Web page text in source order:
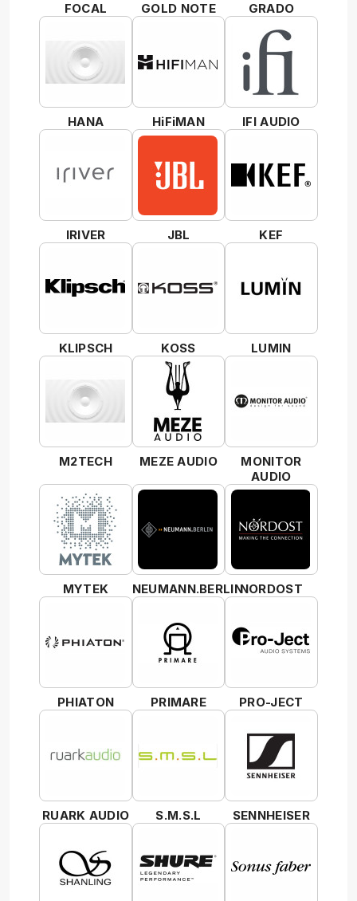
FOCAL GOLD NOTE GRADO
HANA HiFiMAN IFI AUDIO
IRIVER JBL KEF
KLIPSCH KOSS LUMIN
M2TECH MEZE AUDIO
MONITOR
AUDIO
MYTEK NEUMANN.BERLINNORDOST
PHIATON PRIMARE PRO-JECT
RUARK AUDIO S.M.S.L SENNHEISER